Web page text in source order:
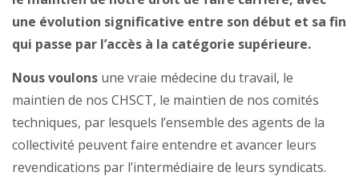
une évolution significative entre son début et sa fin
qui passe par l’accès à la catégorie supérieure.
Nous voulons une vraie médecine du travail, le
maintien de nos CHSCT, le maintien de nos comités
techniques, par lesquels l’ensemble des agents de la
collectivité peuvent faire entendre et avancer leurs
revendications par l’intermédiaire de leurs syndicats.